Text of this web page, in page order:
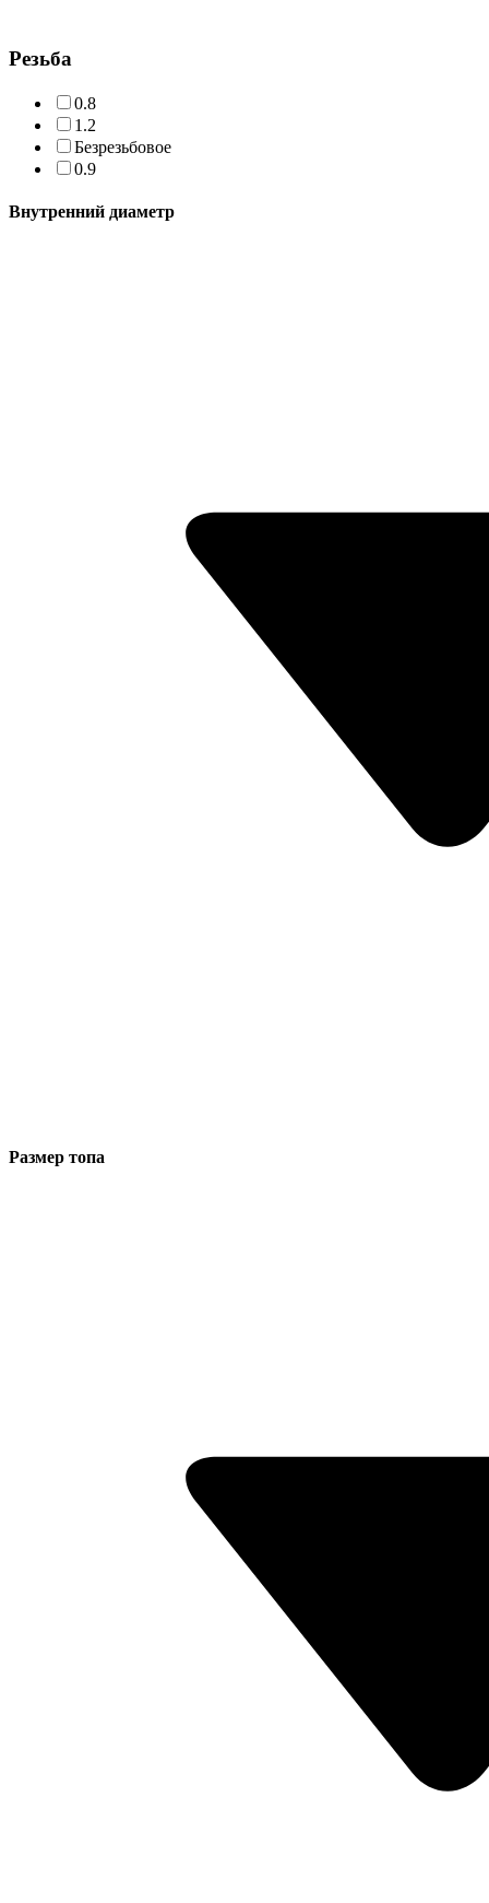
Резьба
0.8
1.2
Безрезьбовое
0.9
Внутренний диаметр
Размер топа